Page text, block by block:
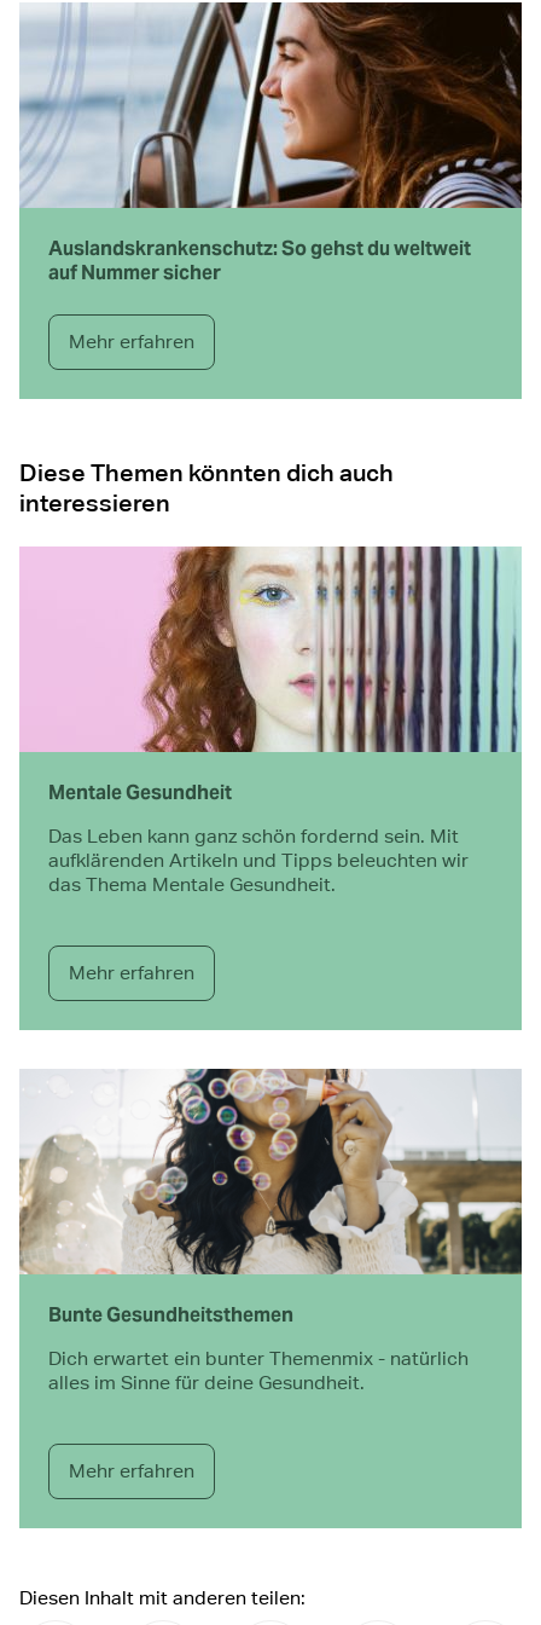
Auslands­krankenschutz: So gehst du weltweit
auf Nummer sicher
Mehr erfahren
Diese Themen könnten dich auch
interessieren
Mentale Gesundheit
Das Leben kann ganz schön fordernd sein. Mit
aufklärenden Artikeln und Tipps beleuchten wir
das Thema Mentale Gesundheit.
Mehr erfahren
Bunte Gesundheitsthemen
Dich erwartet ein bunter Themenmix - natürlich
alles im Sinne für deine Gesundheit.
Mehr erfahren
Diesen Inhalt mit anderen teilen: